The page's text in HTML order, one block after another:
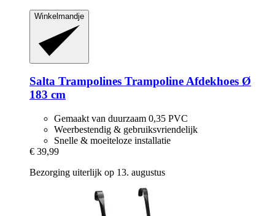
Winkelmandje
Salta Trampolines Trampoline Afdekhoes Ø
183 cm
Gemaakt van duurzaam 0,35 PVC
Weerbestendig & gebruiksvriendelijk
Snelle & moeiteloze installatie
€ 39,99
Bezorging uiterlijk op 13. augustus